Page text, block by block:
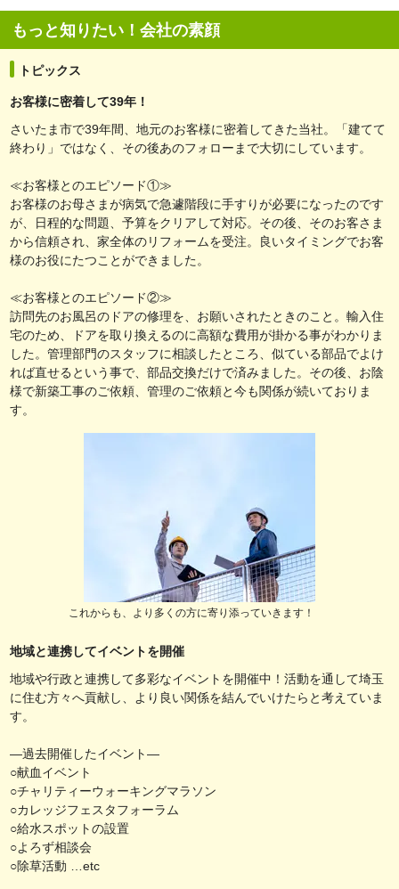
もっと知りたい！会社の素顔
トピックス
お客様に密着して39年！
さいたま市で39年間、地元のお客様に密着してきた当社。「建てて
終わり」ではなく、その後あのフォローまで大切にしています。
≪お客様とのエピソード①≫
お客様のお母さまが病気で急遽階段に手すりが必要になったのです
が、日程的な問題、予算をクリアして対応。その後、そのお客さま
から信頼され、家全体のリフォームを受注。良いタイミングでお客
様のお役にたつことができました。
≪お客様とのエピソード②≫
訪問先のお風呂のドアの修理を、お願いされたときのこと。輸入住
宅のため、ドアを取り換えるのに高額な費用が掛かる事がわかりま
した。管理部門のスタッフに相談したところ、似ている部品でよけ
れば直せるという事で、部品交換だけで済みました。その後、お陰
様で新築工事のご依頼、管理のご依頼と今も関係が続いておりま
す。
これからも、より多くの方に寄り添っていきます！
地域と連携してイベントを開催
地域や行政と連携して多彩なイベントを開催中！活動を通して埼玉
に住む方々へ貢献し、より良い関係を結んでいけたらと考えていま
す。
―過去開催したイベント―
○献血イベント
○チャリティーウォーキングマラソン
○カレッジフェスタフォーラム
○給水スポットの設置
○よろず相談会
○除草活動 …etc